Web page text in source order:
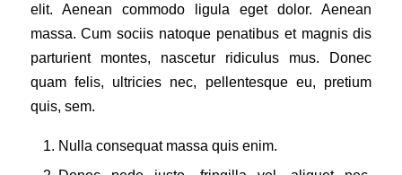
elit. Aenean commodo ligula eget dolor. Aenean
massa. Cum sociis natoque penatibus et magnis dis
parturient montes, nascetur ridiculus mus. Donec
quam felis, ultricies nec, pellentesque eu, pretium
quis, sem.
Nulla consequat massa quis enim.